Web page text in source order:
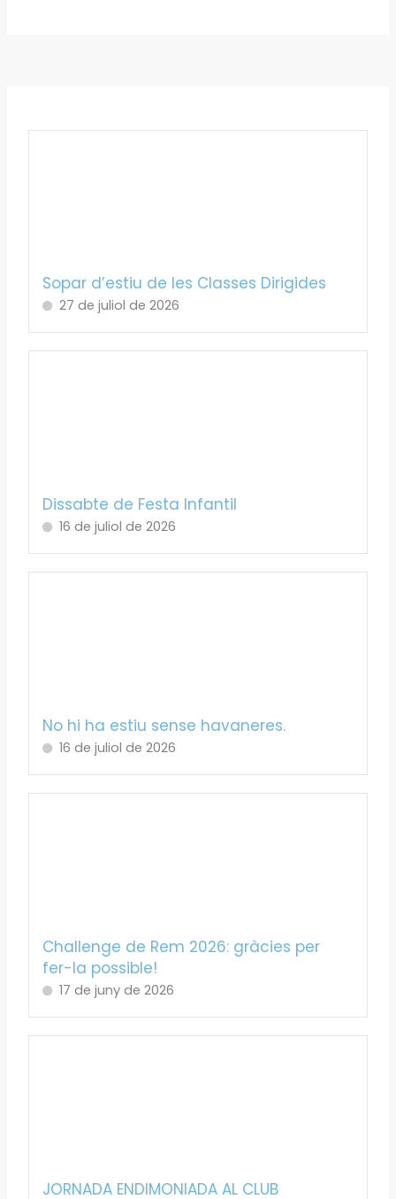
Sopar d’estiu de les Classes Dirigides
27 de juliol de 2026
Dissabte de Festa Infantil
16 de juliol de 2026
No hi ha estiu sense havaneres.
16 de juliol de 2026
Challenge de Rem 2026: gràcies per
fer-la possible!
17 de juny de 2026
JORNADA ENDIMONIADA AL CLUB